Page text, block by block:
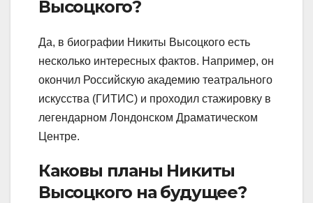
Высоцкого?
Да, в биографии Никиты Высоцкого есть
несколько интересных фактов. Например, он
окончил Российскую академию театрального
искусства (ГИТИС) и проходил стажировку в
легендарном Лондонском Драматическом
Центре.
Каковы планы Никиты
Высоцкого на будущее?